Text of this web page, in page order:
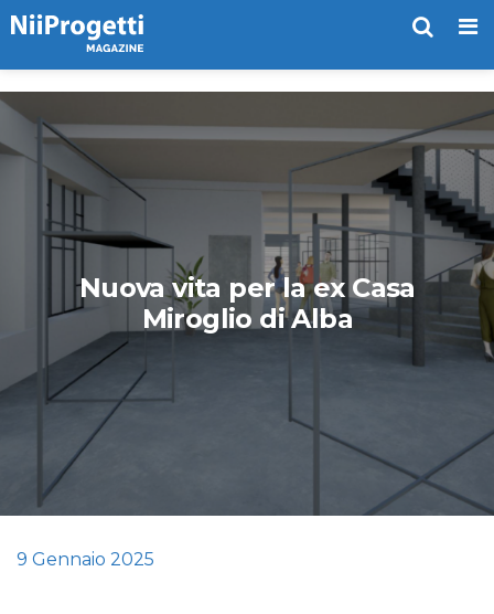
Nuova vita per la ex Casa
Miroglio di Alba
9 Gennaio 2025